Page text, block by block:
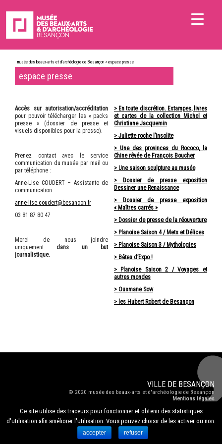
musée des beaux-arts et d'archéologie de Besançon >espace presse
espace presse
Accès sur autorisation/accréditation
pour pouvoir télécharger les « packs
presse » (dossier de presse et
visuels disponibles pour la presse).
Prenez contact avec le service
communication du musée par mail ou
par téléphone :
Anne-Lise COUDERT – Assistante de
communication
anne-lise.coudert@besancon.fr
03 81 87 80 47
Merci de nous joindre
uniquement dans un but
journalistique.
> En toute discrétion. Estampes, livres
et cartes de la collection Michel et
Christiane Jacquemin
> Juliette roche l’insolite
> Une des provinces du Rococo, la
Chine rêvée de François Boucher
> Une saison sculpture au musée
> Dossier de presse exposition
Dessiner une Renaissance
> Dossier de presse exposition
« Maîtres carrés »
> Dossier de presse de la réouverture
> Planoise Saison 4 / Mets et Délices
> Planoise Saison 3 / Mythologies
> Bêtes d’Expo !
> Planoise Saison 2 / Voyages et
autres mondes
> Ousmane Sow
> les Hubert Robert de Besançon
VILLE DE BESANÇON
© 2020 musée des beaux-arts et d'archéologie de Besançon
Mentions légales
Ce site utilise des traceurs pour fonctionner et obtenir des statistiques
d'utilisation afin améliorer l'utilisation. Vous pouvez choisir de les activer ou non.
accepter refuser